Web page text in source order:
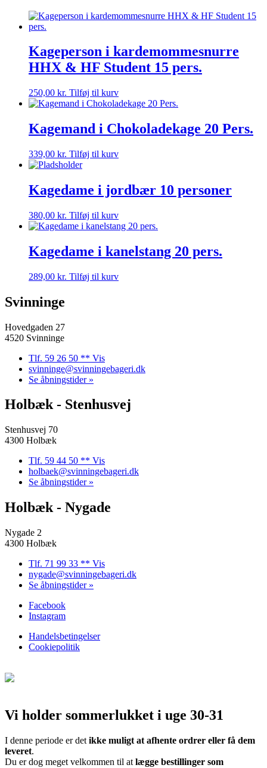
Kageperson i kardemommesnurre
HHX & HF Student 15 pers.
250,00 kr. Tilføj til kurv
Kagemand i Chokoladekage 20 Pers.
339,00 kr. Tilføj til kurv
Kagedame i jordbær 10 personer
380,00 kr. Tilføj til kurv
Kagedame i kanelstang 20 pers.
289,00 kr. Tilføj til kurv
Svinninge
Hovedgaden 27
4520 Svinninge
Tlf. 59 26 50 ** Vis
svinninge@svinningebageri.dk
Se åbningstider »
Holbæk - Stenhusvej
Stenhusvej 70
4300 Holbæk
Tlf. 59 44 50 ** Vis
holbaek@svinningebageri.dk
Se åbningstider »
Holbæk - Nygade
Nygade 2
4300 Holbæk
Tlf. 71 99 33 ** Vis
nygade@svinningebageri.dk
Se åbningstider »
Facebook
Instagram
Handelsbetingelser
Cookiepolitik
Vi holder sommerlukket i uge 30-31
I denne periode er det ikke muligt at afhente ordrer eller få dem
leveret.
Du er dog meget velkommen til at lægge bestillinger som